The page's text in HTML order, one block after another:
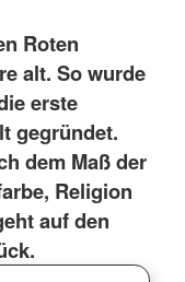
Roten
alt. So wurde
erste
gegründet.
dem Maß der
Religion
auf den